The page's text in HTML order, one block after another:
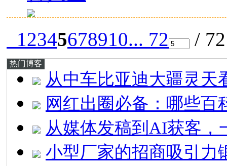
12345678910... 72 /
热门博客
从中车比亚迪大疆灵天
网红出圈必备：哪些百
从媒体发稿到AI获客，
小型厂家的招商吸引力